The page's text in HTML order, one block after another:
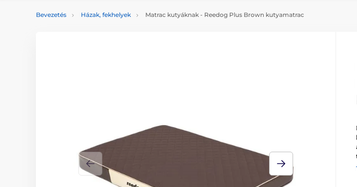
Bevezetés Házak, fekhelyek Matrac kutyáknak - Reedog Plus Brown kutyamatrac